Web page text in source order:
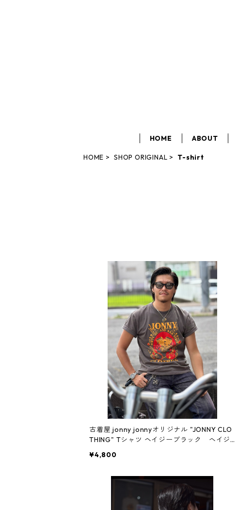
HOME ABOUT
HOME SHOP ORIGINAL T-shirt
古着屋 jonny jonnyオリジナル "JONNY CLO
THING" Tシャツ ヘイジーブラック ヘイジ
パンヘッド ハーレーダビッドソン アメカ
フレイムス アイアンクロス 音楽 バイ
¥4,800